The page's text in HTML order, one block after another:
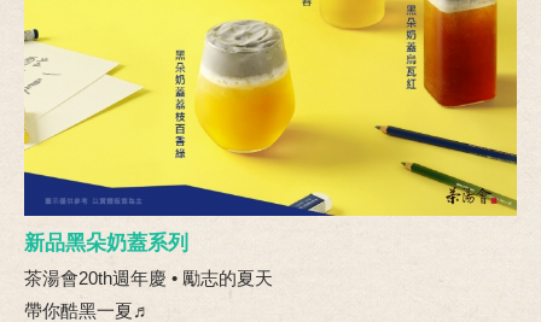
新品黑朵奶蓋系列
茶湯會20th週年慶 • 勵志的夏天
帶你酷黑一夏♬